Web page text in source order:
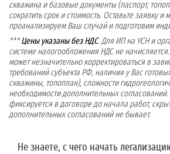
скважина и базовые документы (паспорт,
сократить срок и стоимость. Оставьте заявку и
проанализируем Ваш случай и подготовим
*** Цены указаны без НДС. Для ИП на УСН и
системе налогообложения НДС не
может незначительно корректироваться в
требований субъекта РФ, наличия у Вас
скважины, топоплан), сложности
необходимости дополнительных
фиксируется в договоре до начала работ,
дополнительных согласований не бывает.
Не знаете, с чего начать